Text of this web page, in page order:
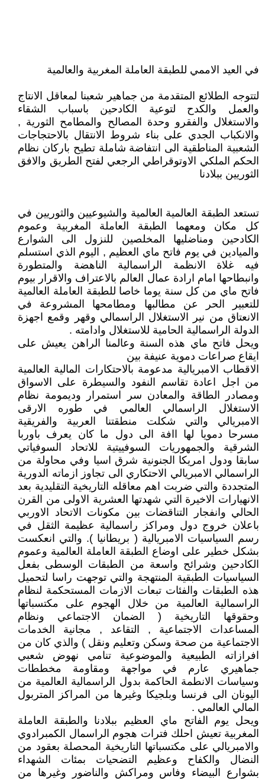
في العيد الاممي للطبقة العاملة المغربية والعالمية
لتتوجه الطلائع المتقدمة من جماهير شعبنا لمعاقل الانتاج
والعمل والكدح لتوعية الكادحين باسباب الشقاء
والاستغلال والفقرو وحدة المصالح والمطامح الثورية ,
والانكباب الجدي على بناء شروط الانتقال بالاحتجاجات
الشعبية المناطقية الى انتفاضة شاملة تطيح باركان نظام
الحكم الملكي الاوتوقراطي الرجعي لفتح الطريق والافق
الثوريين ببلادنا
تستعد الطبقة العالمية العالمية والشيوعيين والثوريين في
كل مكان ومعهما الطبقة العاملة المغربية وعموم
الكادحين ومناضليها المخلصين للنزول الى الشوارع
والميادين في يوم فاتح ماي العظيم , اليوم الذي استسلم
فيه غلاة الانظمة الراسمالية الناهضة والمتطورة
وانبطاحها امام ارادة عمال العالم بالاعتراف والاقرار بيوم
فاتح ماي من كل سنة يوما خاصا للطبقة العاملة العالمية
للتعبير الحر عن مطالبها ومطامحها المشروعة في
الانعتاق من نير الاستغلال الراسمالي وقهر وقمع اجهزة
الدولة الراسمالية الحامية للاستغلال وادامته .
ويحل فاتح ماي هذه السنة وعالمنا الراهن يعيش على
ايقاع صراعات دموية عنيفة بين
الاقطاب الامبريالية مدعومة بالاحتكارات المالية العالمية
من اجل اعادة تقاسم النفود والسيطرة على الاسواق
ومصادر الطاقة والمعادن سر استمرار وديمومة نظام
الاستغلال الراسمالي العالمي في طوره الارقى
الامبريالي والتي شكلت منطقتنا العربية والفريقية
مسرحا دمويا لها اافة الى دول ما كان يعرف باوربا
الشرقية والجمهوريات السوفييتية للاتحاد السوفياتي
سابقا ودول امريكا الجنونية شرق اسيا وفي محاولة من
الراسمالي الامبريالي الاحتكاري الى تجاوز ازماته الدورية
المتجددة والتي ضربت اهم معاقله التاريخية التقليدية بعد
الانهيارات الاخيرة التي شهدتها العشرية الاولى من القرن
الحالي وانفجار التناقضات بين مكونات الاتحاد الاوربي
باعلان خروج دول ومراكز راسمالية عظيمة الثقل في
رسم السياسيات الامبريالية ( بريطانيا ). والتي انعكست
بشكل خطير على اوضاع الطبقة العاملة العالمية وعموم
الكادحين وشرائح واسعة من الطبقات الوسطى بفعل
السياسيات الطبقية المنتهجة والتي توجهت راسا لتحميل
هذه الطبقات والفئات تبعات الازمات المستحكمة لنظام
الراسمالية العالمية من خلال الهجوم على مكتسباتها
وحقوقها التاريخية ( الضمان الاجتماعي ونظام
المساعدات الاجتماعية , التقاعد , مجانية الخدمات
الاجتماعية من صحة وسكن وتعليم ونقل ) والذي كان من
افرازاته الطبيعية والموضوعية تنامي نهوض شعبي
جماهيري عارم في مواجهة ومقاومة مخططات
وسياسات الانطمة الحاكمة بدول الراسمالية العالمية من
اليونان الى فرنسا وبلجيكا وغيرها من المراكز المتربول
المالي العالمي .
ويحل يوم الفاتح ماي العظيم ببلادنا والطبقة العاملة
المغربية تعيش احلك فترات هجوم الراسمال الكمبرادوي
والامبريالي على مكتسباتها التاريخية المحصلة بعقود من
النضال والكفاح وعظيم التضحيات بمئات الشهداء
بشوارع البيضاء وفاس ومراكش والناضور وغيرها من